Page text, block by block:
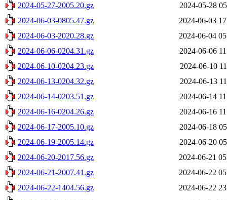
2024-05-27-2005.20.gz
2024-05-28
2024-06-03-0805.47.gz
2024-06-03
2024-06-03-2020.28.gz
2024-06-04
2024-06-06-0204.31.gz
2024-06-06
2024-06-10-0204.23.gz
2024-06-10
2024-06-13-0204.32.gz
2024-06-13
2024-06-14-0203.51.gz
2024-06-14
2024-06-16-0204.26.gz
2024-06-16
2024-06-17-2005.10.gz
2024-06-18
2024-06-19-2005.14.gz
2024-06-20
2024-06-20-2017.56.gz
2024-06-21
2024-06-21-2007.41.gz
2024-06-22
2024-06-22-1404.56.gz
2024-06-22